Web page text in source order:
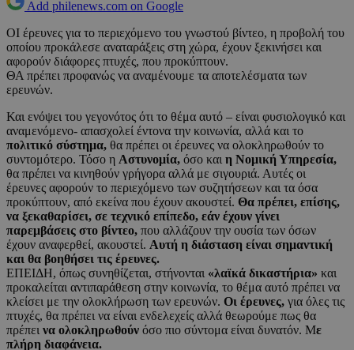
Add philenews.com on Google
ΟΙ έρευνες για το περιεχόμενο του γνωστού βίντεο, η προβολή του
οποίου προκάλεσε αναταράξεις στη χώρα, έχουν ξεκινήσει και
αφορούν διάφορες πτυχές, που προκύπτουν.
ΘΑ πρέπει προφανώς να αναμένουμε τα αποτελέσματα των
ερευνών.
Και ενόψει του γεγονότος ότι το θέμα αυτό – είναι φυσιολογικό και
αναμενόμενο- απασχολεί έντονα την κοινωνία, αλλά και το
πολιτικό σύστημα, θα πρέπει οι έρευνες να ολοκληρωθούν το
συντομότερο. Τόσο η Αστυνομία, όσο και η Νομική Υπηρεσία,
θα πρέπει να κινηθούν γρήγορα αλλά με σιγουριά. Αυτές οι
έρευνες αφορούν το περιεχόμενο των συζητήσεων και τα όσα
προκύπτουν, από εκείνα που έχουν ακουστεί. Θα πρέπει, επίσης,
να ξεκαθαρίσει, σε τεχνικό επίπεδο, εάν έχουν γίνει
παρεμβάσεις στο βίντεο, που αλλάζουν την ουσία των όσων
έχουν αναφερθεί, ακουστεί. Αυτή η διάσταση είναι σημαντική
και θα βοηθήσει τις έρευνες.
ΕΠΕΙΔΗ, όπως συνηθίζεται, στήνονται «λαϊκά δικαστήρια» και
προκαλείται αντιπαράθεση στην κοινωνία, το θέμα αυτό πρέπει να
κλείσει με την ολοκλήρωση των ερευνών. Οι έρευνες, για όλες τις
πτυχές, θα πρέπει να είναι ενδελεχείς αλλά θεωρούμε πως θα
πρέπει να ολοκληρωθούν όσο πιο σύντομα είναι δυνατόν. Με
πλήρη διαφάνεια.